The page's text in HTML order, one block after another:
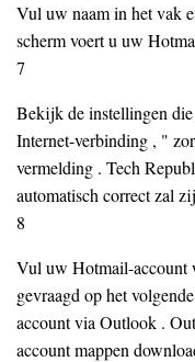
Vul uw naam in het vak
scherm voert u uw
7
Bekijk de instellingen
Internet-verbinding , "
vermelding . Tech
automatisch correct zal
8
Vul uw Hotmail-account
gevraagd op het
account via Outlook .
account mappen